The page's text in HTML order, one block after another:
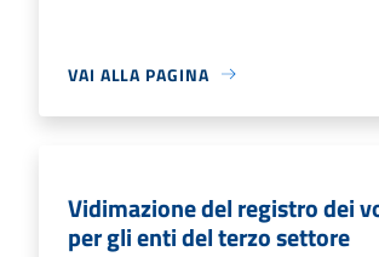
VAI ALLA PAGINA
Vidimazione del registro dei
per gli enti del terzo settore